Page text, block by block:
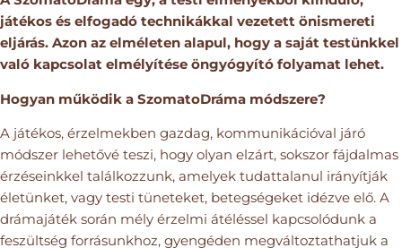
játékos és elfogadó technikákkal vezetett önismereti
eljárás. Azon az elméleten alapul, hogy a saját testünkkel
való kapcsolat elmélyítése öngyógyító folyamat lehet.
Hogyan működik a SzomatoDráma módszere?
A játékos, érzelmekben gazdag, kommunikációval járó
módszer lehetővé teszi, hogy olyan elzárt, sokszor fájdalmas
érzéseinkkel találkozzunk, amelyek tudattalanul irányítják
életünket, vagy testi tüneteket, betegségeket idézve elő. A
drámajáték során mély érzelmi átéléssel kapcsolódunk a
feszültség forrásunkhoz, gyengéden megváltoztathatjuk a